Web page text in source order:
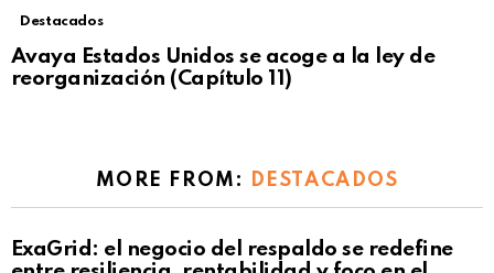
Destacados
Avaya Estados Unidos se acoge a la ley de
reorganización (Capítulo 11)
MORE FROM: DESTACADOS
ExaGrid: el negocio del respaldo se redefine